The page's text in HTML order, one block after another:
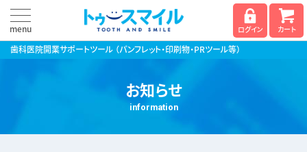
歯科医院開業サポートツール （パンフレット・印刷物・PRツール等）
ログイン カート
お知らせ
information
menu